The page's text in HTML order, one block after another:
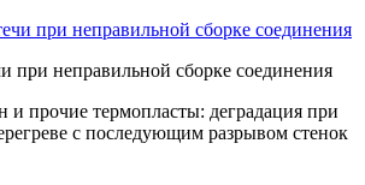
при неправильной сборке соединения
и прочие термопласты: деградация при
с последующим разрывом стенок